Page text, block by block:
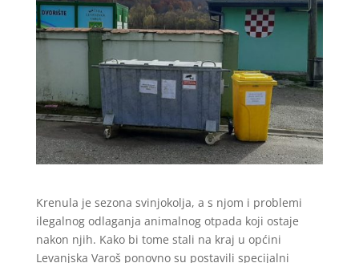
Krenula je sezona svinjokolja, a s njom i problemi
ilegalnog odlaganja animalnog otpada koji ostaje
nakon njih. Kako bi tome stali na kraj u općini
Levanjska Varoš ponovno su postavili specijalni